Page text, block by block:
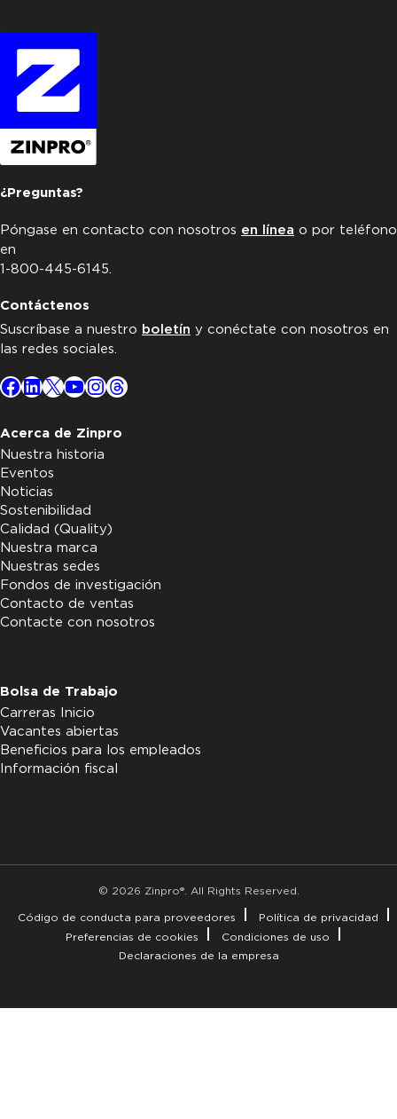
¿Preguntas?
Póngase en contacto con nosotros en línea o por teléfono
en
1-800-445-6145.
Contáctenos
Suscríbase a nuestro boletín y conéctate con nosotros en
las redes sociales.
Facebook
LinkedIn
X YouTube
Instagram
Threads
Acerca de Zinpro
Nuestra historia
Eventos
Noticias
Sostenibilidad
Calidad (Quality)
Nuestra marca
Nuestras sedes
Fondos de investigación
Contacto de ventas
Contacte con nosotros
Bolsa de Trabajo
Carreras Inicio
Vacantes abiertas
Beneficios para los empleados
Información fiscal
© 2026 Zinpro®. All Rights Reserved.
Código de conducta para proveedores
Política de privacidad
Preferencias de cookies
Condiciones de uso
Declaraciones de la empresa